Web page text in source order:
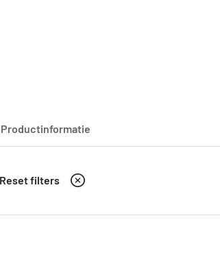
Productinformatie
Reset filters